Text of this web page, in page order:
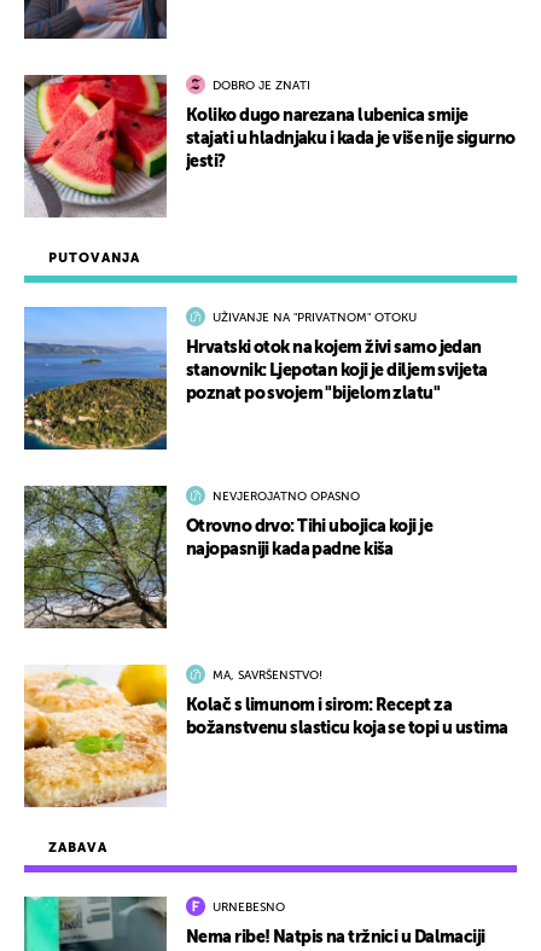
ZABAVA
URNEBESNO
Nema ribe! Natpis na tržnici u Dalmaciji
PUTOVANJA
UŽIVANJE NA "PRIVATNOM" OTOKU
Hrvatski otok na kojem živi samo jedan
stanovnik: Ljepotan koji je diljem svijeta
poznat po svojem "bijelom zlatu"
NEVJEROJATNO OPASNO
Otrovno drvo: Tihi ubojica koji je
najopasniji kada padne kiša
MA, SAVRŠENSTVO!
Kolač s limunom i sirom: Recept za
božanstvenu slasticu koja se topi u ustima
DOBRO JE ZNATI
Koliko dugo narezana lubenica smije
stajati u hladnjaku i kada je više nije sigurno
jesti?